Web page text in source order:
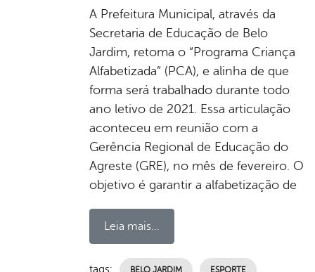
A Prefeitura Municipal, através da
Secretaria de Educação de Belo
Jardim, retoma o “Programa Criança
Alfabetizada” (PCA), e alinha de que
forma será trabalhado durante todo
ano letivo de 2021. Essa articulação
aconteceu em reunião com a
Gerência Regional de Educação do
Agreste (GRE), no mês de fevereiro. O
objetivo é garantir a alfabetização de
Leia mais...
tags: BELO JARDIM ESPORTE